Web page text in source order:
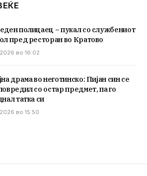
полицаец – пукал со службениот
пред ресторан во Кратово
во 16:02
драма во неготинско: Пијан син се
со остар предмет, па го
татка си
во 15:50